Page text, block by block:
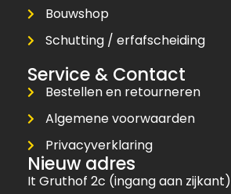
Bouwshop
Schutting / erfafscheiding
Service & Contact
Bestellen en retourneren
Algemene voorwaarden
Privacyverklaring
Nieuw adres
It Gruthof 2c (ingang aan zijkant)